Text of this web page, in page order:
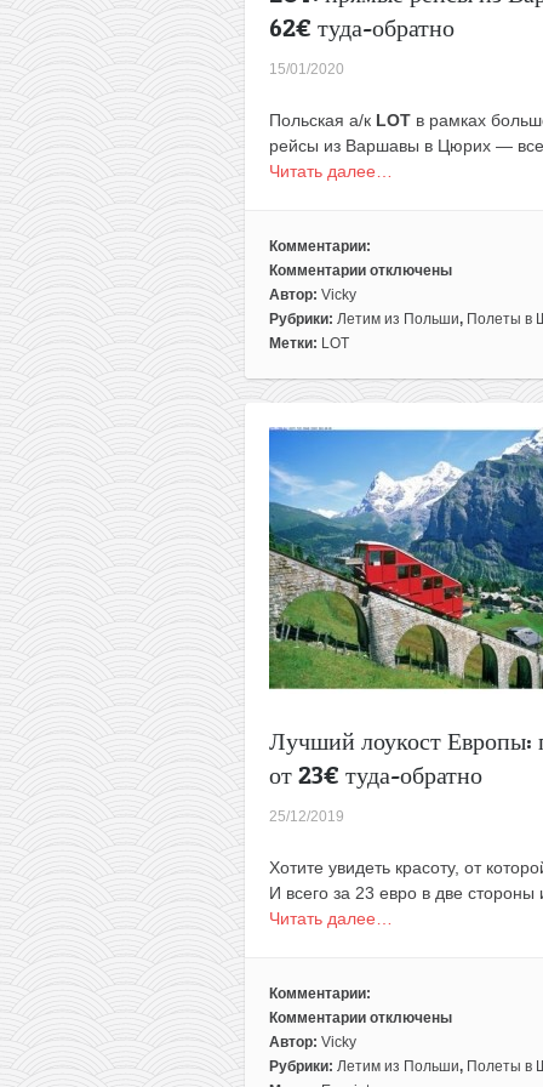
62€ туда-обратно
15/01/2020
Польская а/к LOT в рамках
рейсы из Варшавы в Цюрих —
Читать далее…
Комментарии:
Комментарии
к
записи
LOT:
рейсы
в
Цюрих
(Швейцария)
всего
за
62€
туда-
обратно
отключены
Автор: Vicky
Рубрики: Летим из Польши, Полеты в
Метки: LOT
Лучший лоукост Европы:
от 23€ туда-обратно
25/12/2019
Хотите увидеть красоту, от
И всего за 23 евро в две
Читать далее…
Комментарии:
Комментарии
к
записи
отключены
Автор: Vicky
Рубрики: Летим из Польши, Полеты в